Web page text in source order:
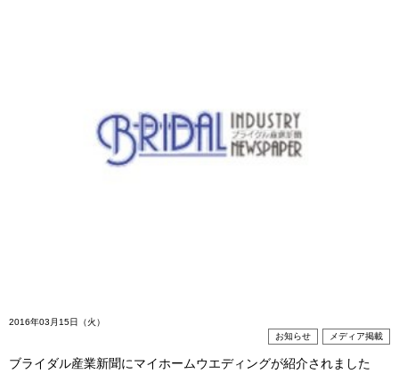
2016年03月15日（火）
お知らせ
メディア掲載
ブライダル産業新聞にマイホームウエディングが紹介されました